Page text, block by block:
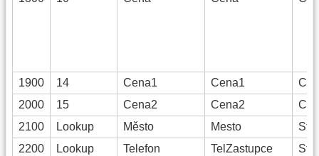
1900 14 Cena1 Cena1
2000
15 Cena2 Cena2
2100
Lookup Město Mesto
2200
Lookup
Telefon
TelZastupce